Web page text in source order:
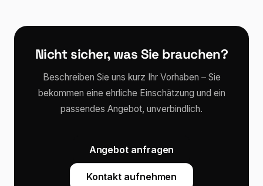
Nicht sicher, was Sie brauchen?
Beschreiben Sie uns kurz Ihr Vorhaben – Sie
bekommen eine ehrliche Einschätzung und ein
passendes Angebot, unverbindlich.
Angebot anfragen
Kontakt aufnehmen